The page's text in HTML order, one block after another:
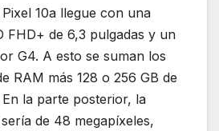
10a llegue con una
FHD+ de 6,3 pulgadas y un
G4. A esto se suman los
RAM más 128 o 256 GB de
la parte posterior, la
de 48 megapíxeles,